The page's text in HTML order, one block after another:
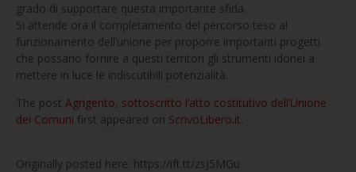
grado di supportare questa importante sfida.
Si attende ora il completamento del percorso teso al
funzionamento dell’unione per proporre importanti progetti
che possano fornire a questi territori gli strumenti idonei a
mettere in luce le indiscutibili potenzialità.
The post Agrigento, sottoscritto l’atto costitutivo dell’Unione
dei Comuni first appeared on ScrivoLibero.it.
Originally posted here: https://ift.tt/zsJ5MGu